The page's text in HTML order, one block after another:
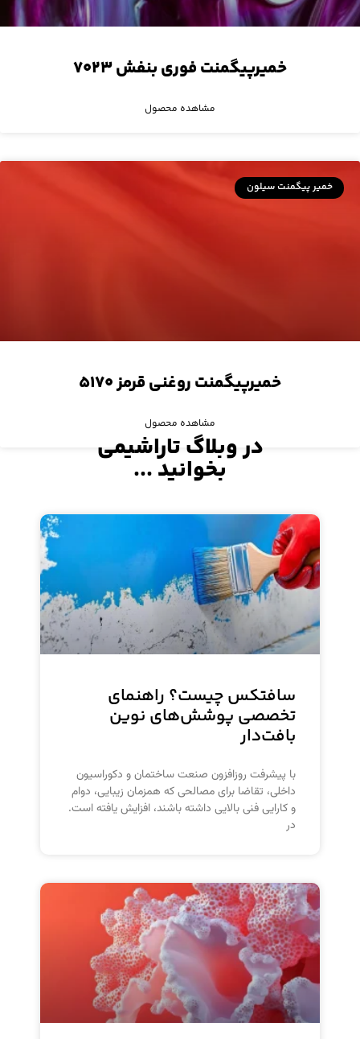
خمیرپیگمنت فوری بنفش ۷۰۲۳
مشاهده محصول
خمیر پیگمنت سیلون
خمیرپیگمنت روغنی قرمز ۵۱۷۰
مشاهده محصول
در وبلاگ تاراشیمی
بخوانید ...
سافتکس چیست؟ راهنمای
تخصصی پوشش‌های نوین
بافت‌دار
با پیشرفت روزافزون صنعت ساختمان و دکوراسیون
داخلی، تقاضا برای مصالحی که همزمان زیبایی، دوام
و کارایی فنی بالایی داشته باشند، افزایش یافته است.
در